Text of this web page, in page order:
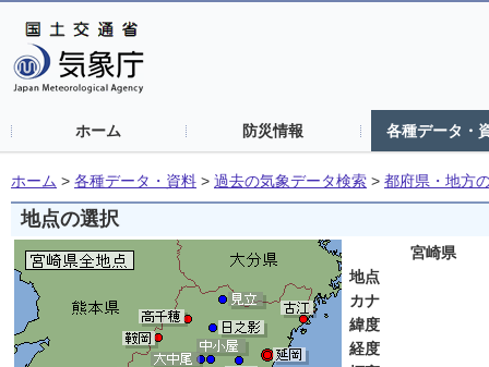
ホーム 防災情報 各種データ・
ホーム > 各種データ・資料 > 過去の気象データ検索 > 都府県・地方
地点の選択
宮崎県
地点
カナ
緯度
経度